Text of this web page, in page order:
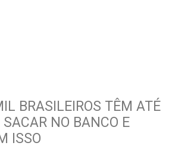
BRASILEIROS TÊM ATÉ
NO BANCO E
ISSO